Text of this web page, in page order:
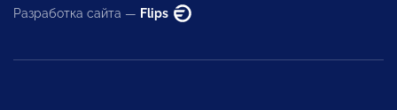
Разработка сайта — Flips